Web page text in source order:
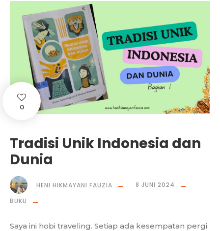
0
Tradisi Unik Indonesia dan
Dunia
HENI HIKMAYANI FAUZIA
8 JUNI 2024
BUKU
Saya ini hobi traveling. Setiap ada kesempatan pergi